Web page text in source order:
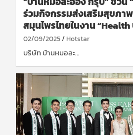
ร่วมกิจกรรมส่งเสริมสุขภาพ
สมุนไพรไทยในงาน
02/09/2025 Hotstar
บริษัท บ้านหมอละ…